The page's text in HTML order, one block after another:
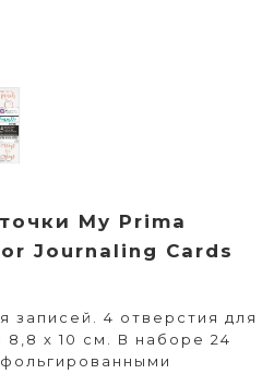
My Prima
Journaling Cards
записей. 4 отверстия для
х 10 см. В наборе 24